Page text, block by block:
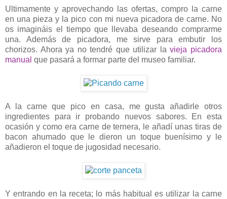
Ultimamente y aprovechando las ofertas, compro la carne
en una pieza y la pico con mi nueva picadora de carne. No
os imagináis el tiempo que llevaba deseando comprarme
una. Además de picadora, me sirve para embutir los
chorizos. Ahora ya no tendré que utilizar lavieja picadora
manual que pasará a formar parte del museo familiar.
A la carne que pico en casa, me gusta añadirle otros
ingredientes para ir probando nuevos sabores. En esta
ocasión y como era carne de ternera, le añadí unas tiras de
bacon ahumado que le dieron un toque buenísimo y le
añadieron el toque de jugosidad necesario.
Y entrando en la receta; lo más habitual es utilizar la carne